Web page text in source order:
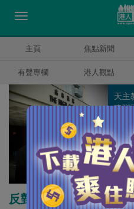
主頁 焦點新聞
有聲專欄 港人觀點
周浩鼎
天主
建聯
時
反對派隨時奪權何止癱